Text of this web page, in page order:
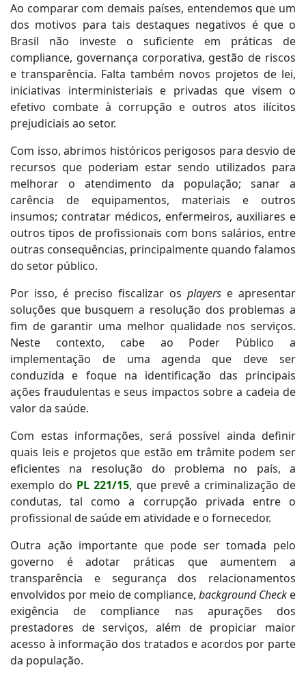
Ao comparar com demais países, entendemos que um
dos motivos para tais destaques negativos é que o
Brasil não investe o suficiente em práticas de
compliance, governança corporativa, gestão de riscos
e transparência. Falta também novos projetos de lei,
iniciativas interministeriais e privadas que visem o
efetivo combate à corrupção e outros atos ilícitos
prejudiciais ao setor.
Com isso, abrimos históricos perigosos para desvio de
recursos que poderiam estar sendo utilizados para
melhorar o atendimento da população; sanar a
carência de equipamentos, materiais e outros
insumos; contratar médicos, enfermeiros, auxiliares e
outros tipos de profissionais com bons salários, entre
outras consequências, principalmente quando falamos
do setor público.
Por isso, é preciso fiscalizar os players e apresentar
soluções que busquem a resolução dos problemas a
fim de garantir uma melhor qualidade nos serviços.
Neste contexto, cabe ao Poder Público a
implementação de uma agenda que deve ser
conduzida e foque na identificação das principais
ações fraudulentas e seus impactos sobre a cadeia de
valor da saúde.
Com estas informações, será possível ainda definir
quais leis e projetos que estão em trâmite podem ser
eficientes na resolução do problema no país, a
exemplo do PL 221/15, que prevê a criminalização de
condutas, tal como a corrupção privada entre o
profissional de saúde em atividade e o fornecedor.
Outra ação importante que pode ser tomada pelo
governo é adotar práticas que aumentem a
transparência e segurança dos relacionamentos
envolvidos por meio de compliance, background Check e
exigência de compliance nas apurações dos
prestadores de serviços, além de propiciar maior
acesso à informação dos tratados e acordos por parte
da população.